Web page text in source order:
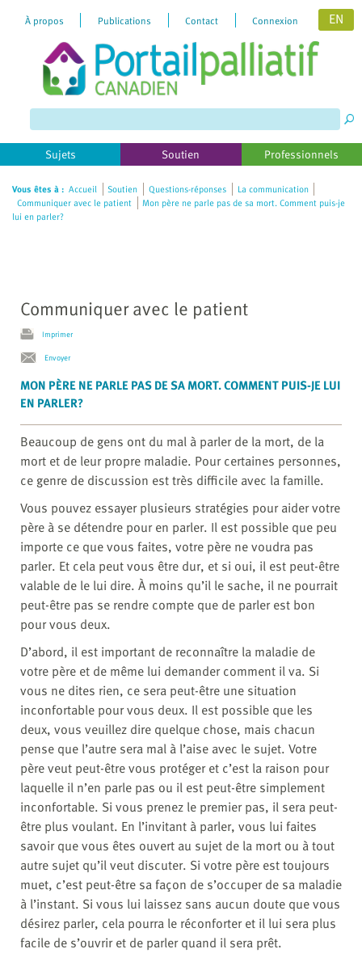
website
includes
an
accessibility
system.
À propos Publications Contact Connexion EN
Sujets Soutien Professionnels
Vous êtes à : Accueil Soutien Questions-réponses
La communication
Communiquer avec le patient
Mon père ne parle pas de sa mort. Comment puis-je
lui en parler?
Communiquer avec le patient
Imprimer
Envoyer
MON PÈRE NE PARLE PAS DE SA MORT. COMMENT PUIS-JE LUI
EN PARLER?
Beaucoup de gens ont du mal à parler de la mort, de la
mort et de leur propre maladie. Pour certaines personnes,
ce genre de discussion est très difficile avec la famille.
Vous pouvez essayer plusieurs stratégies pour aider votre
père à se détendre pour en parler. Il est possible que peu
importe ce que vous faites, votre père ne voudra pas
parler. Et cela peut vous être dur, et si oui, il est peut-être
valable de le lui dire. À moins qu’il le sache, il ne pourrait
peut-être pas se rendre compte que de parler est bon
pour vous deux.
D’abord, il est important de reconnaître la maladie de
votre père et de même lui demander comment il va. Si
vous ne dites rien, ce sera peut-être une situation
inconfortable pour vous deux. Il est possible que les
deux, vous veuillez dire quelque chose, mais chacun
pense que l’autre sera mal à l’aise avec le sujet. Votre
père veut peut-être vous protéger et c’est la raison pour
laquelle il n’en parle pas ou il est peut-être simplement
inconfortable. Si vous prenez le premier pas, il sera peut-
être plus voulant. En l’invitant à parler, vous lui faites
savoir que vous êtes ouvert au sujet de la mort ou à tout
autre sujet qu’il veut discuter. Si votre père est toujours
muet, c’est peut-être sa façon de s’occuper de sa maladie
à l’instant. Si vous lui laissez sans aucun doute que vous
désirez parler, cela pourra le réconforter et il lui sera plus
facile de s’ouvrir et de parler quand il sera prêt.